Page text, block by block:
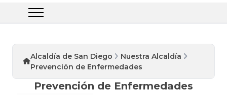
Alcaldía de San Diego
Nuestra Alcaldía
Prevención de Enfermedades
Prevención de Enfermedades